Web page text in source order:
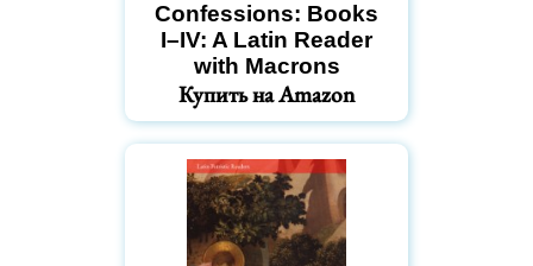
Confessions: Books
I–IV: A Latin Reader
with Macrons
Купить на Amazon